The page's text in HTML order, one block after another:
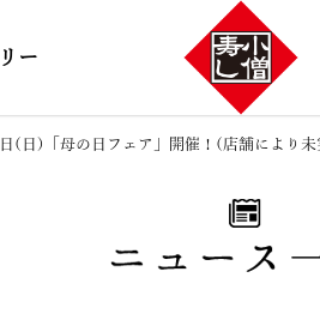
ー
(日)「母の日フェア」開催！(店舗により